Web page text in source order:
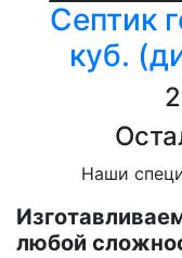
Септик
куб.
Наши
любой